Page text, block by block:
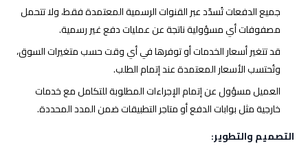
جميع الدفعات تُسدّد عبر القنوات الرسمية المعتمدة فقط، ولا تتحمل
مصفوفات أي مسؤولية ناتجة عن عمليات دفع غير رسمية.
قد تتغير أسعار الخدمات أو توفرها في أي وقت حسب متغيرات السوق،
وتُحتسب الأسعار المعتمدة عند إتمام الطلب.
العميل مسؤول عن إتمام الإجراءات المطلوبة للتكامل مع خدمات
خارجية مثل بوابات الدفع أو متاجر التطبيقات ضمن المدد المحددة.
التصميم والتطوير: